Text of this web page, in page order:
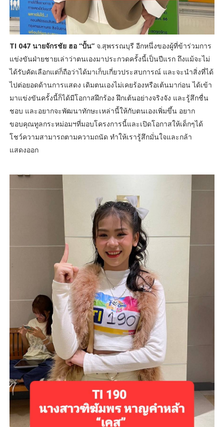
TI 047 นายจักรชัย ฮอ “ปั้น”จ.สุพรรณบุรี อีกหนึ่งของผู้ที่ข้าร่วมการ
แข่งขันฝ่ายชายเล่าว่าตนเองมาประกวดครั้งนี้เป็นปีแรก ถึงแม้จะไม่
ได้รับคัดเลือกแต่ก็ถือว่าได้มาเก็บเกี่ยวประสบการณ์ และจะนำสิ่งที่ได้
ไปต่อยอดด้านการแสดง เดิมตนเองไม่เคยร้องหรือเต้นมาก่อน ได้เข้า
มาแข่งขันครั้งนี้ก็ได้มีโอกาสฝึกร้อง ฝึกเต้นอย่างจริงจัง และรู้สึกชื่น
ชอบ และอยากจะพัฒนาทักษะเหล่านี้ให้กับตนเองเพิ่มขึ้น อยาก
ขอบคุณทูลกระหม่อมฯที่มอบโครงการนี้และเปิดโอกาสให้เด็กๆได้
โชว์ความสามารถตามความถนัด ทำให้เรารู้สึกมั่นใจและกล้า
แสดงออก